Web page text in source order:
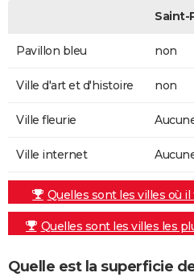
Saint-
Pavillon bleu non
Ville d'art et d'histoire non
Ville fleurie
Ville internet
Quelles sont les villes où
Quelles sont les villes les
Quelle est la superficie